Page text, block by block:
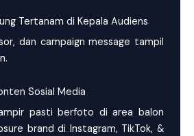
Tertanam di Kepala Audiens
dan campaign message tampil
Sosial Media
pasti berfoto di area balon
brand di Instagram, TikTok, &